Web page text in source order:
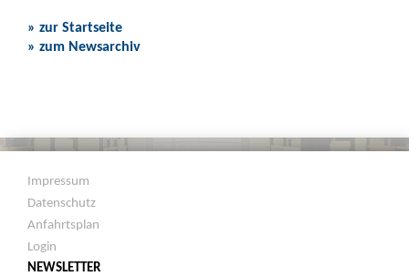
» zur Startseite
» zum Newsarchiv
Impressum
Datenschutz
Anfahrtsplan
Login
NEWSLETTER